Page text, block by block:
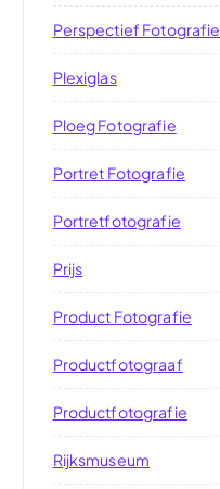
Perspectief Fotografie
Plexiglas
Ploeg Fotografie
Portret Fotografie
Portretfotografie
Prijs
Product Fotografie
Productfotograaf
Productfotografie
Rijksmuseum